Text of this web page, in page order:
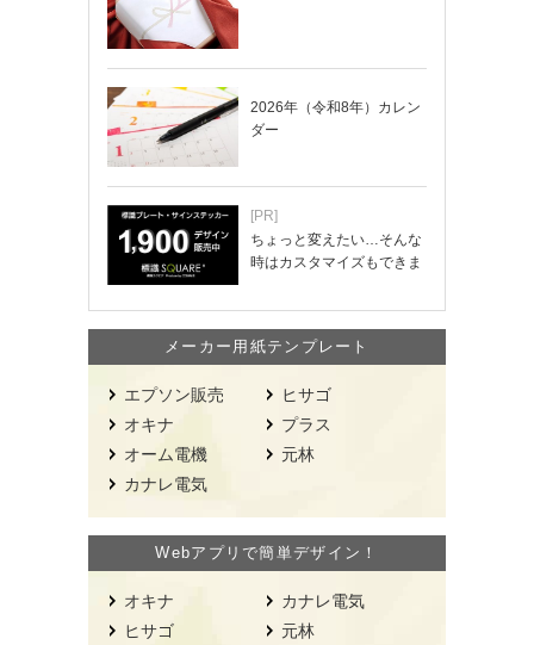
2026年（令和8年）カレン
ダー
[PR]
ちょっと変えたい…そんな
時はカスタマイズもできま
メーカー用紙テンプレート
エプソン販売
オキナ
オーム電機
カナレ電気
ヒサゴ
プラス
元林
Webアプリで簡単デザイン！
オキナ
ヒサゴ
カナレ電気
元林